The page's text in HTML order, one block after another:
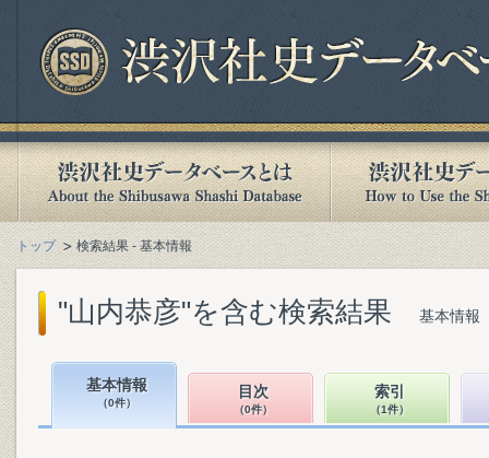
トップ 検索結果 - 基本情報
"山内恭彦"を含む検索結果 基本情報
基本情報
（0件）
目次
（0件）
索引
（1件）